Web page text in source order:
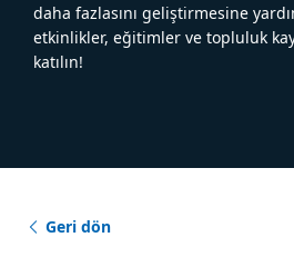
daha fazlasını geliştirmesine
etkinlikler, eğitimler ve topluluk
katılın!
Geri dön